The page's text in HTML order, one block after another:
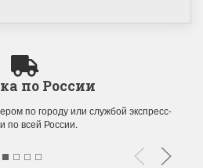
в
Раритеты Дим.
На сайте пополнение
Dimensions
по России
по городу или службой экспресс-
по всей России.